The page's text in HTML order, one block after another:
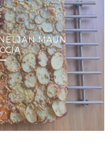
MAUN